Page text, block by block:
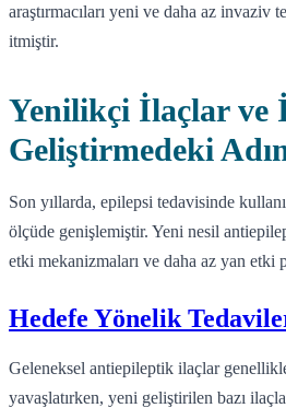
araştırmacıları yeni ve daha az invaziv
itmiştir.
Yenilikçi İlaçlar ve
Geliştirmedeki
Son yıllarda, epilepsi tedavisinde
ölçüde genişlemiştir. Yeni nesil
etki mekanizmaları ve daha az yan etki
Hedefe Yönelik
Geleneksel antiepileptik ilaçlar
yavaşlatırken, yeni geliştirilen bazı